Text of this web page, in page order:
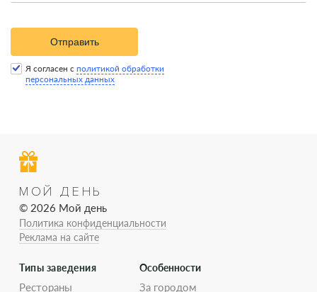
Отправить
Я согласен с политикой обработки
персональных данных
МОЙ ДЕНЬ
© 2026 Мой день
Политика конфиденциальности
Реклама на сайте
Типы заведения
Рестораны
Особенности
За городом